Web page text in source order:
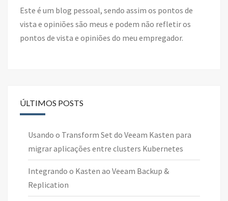
Este é um blog pessoal, sendo assim os pontos de
vista e opiniões são meus e podem não refletir os
pontos de vista e opiniões do meu empregador.
ÚLTIMOS POSTS
Usando o Transform Set do Veeam Kasten para
migrar aplicações entre clusters Kubernetes
Integrando o Kasten ao Veeam Backup &
Replication